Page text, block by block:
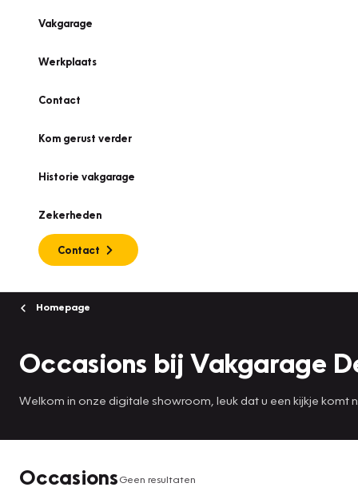
Vakgarage
Werkplaats
Contact
Kom gerust verder
Historie vakgarage
Zekerheden
Contact
Homepage
Occasions bij Vakgarage
Welkom in onze digitale showroom, leuk dat u een kijkje komt
OccasionsGeen resultaten